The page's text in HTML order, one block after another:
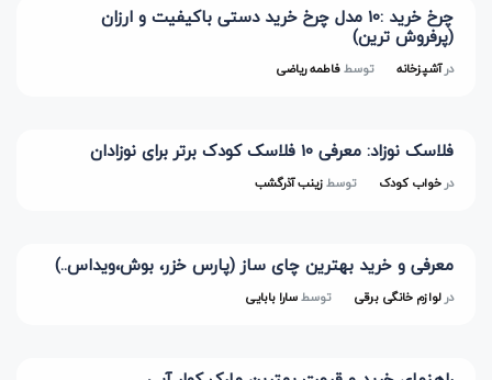
چرخ خرید :10 مدل چرخ خرید دستی باکیفیت و ارزان
(پرفروش ترین)
درآشپزخانه توسطفاطمه ریاضی
فلاسک نوزاد: معرفی 10 فلاسک کودک برتر برای نوزادان
در خواب کودک توسطزینب آذرگشب
معرفی و خرید بهترین چای ساز (پارس خزر، بوش،ویداس..)
در لوازم خانگی برقی توسطسارا بابایی